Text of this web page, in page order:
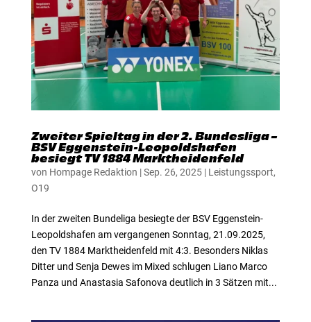
Zweiter Spieltag in der 2. Bundesliga –
BSV Eggenstein-Leopoldshafen
besiegt TV 1884 Marktheidenfeld
von Hompage Redaktion |Sep. 26, 2025| Leistungssport,
O19
In der zweiten Bundeliga besiegte der BSV Eggenstein-
Leopoldshafen am vergangenen Sonntag, 21.09.2025,
den TV 1884 Marktheidenfeld mit 4:3. Besonders Niklas
Ditter und Senja Dewes im Mixed schlugen Liano Marco
Panza und Anastasia Safonova deutlich in 3 Sätzen mit...